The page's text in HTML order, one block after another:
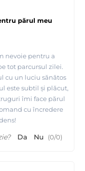
părul meu
nevoie pentru a
tot parcursul zilei.
cu un luciu sănătos
este subtil și plăcut,
îmi face părul
cu încredere
Da Nu (0/0)